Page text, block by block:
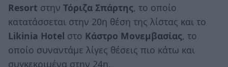
Resort στην Τόριζα Σπάρτης, το οποίο
κατατάσσεται στην 20η θέση της λίστας και το
Likinia Hotel στο Κάστρο Μονεμβασίας, το
οποίο συναντάμε λίγες θέσεις πιο κάτω και
συγκεκριμένα στην 24η.